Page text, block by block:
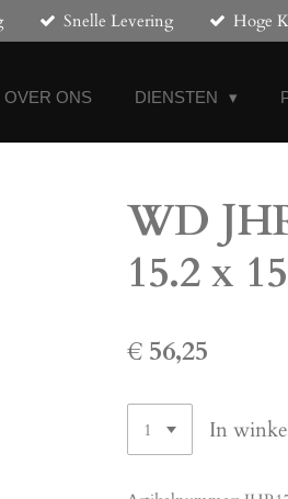
Snelle Levering Hoge
OVER ONS DIENSTEN
WD
15.2 x
€ 56,25
In